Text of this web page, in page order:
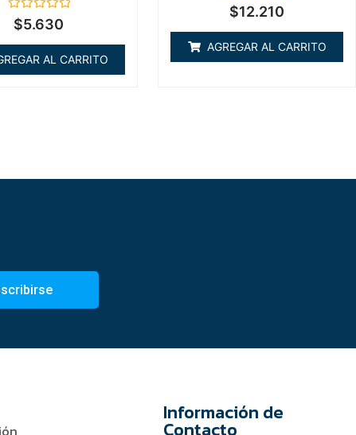
Valorado
en
de
5
$5.630
AL CARRITO
Valorado
en
de
5
$12.210
AGREGAR AL CARRITO
Información de